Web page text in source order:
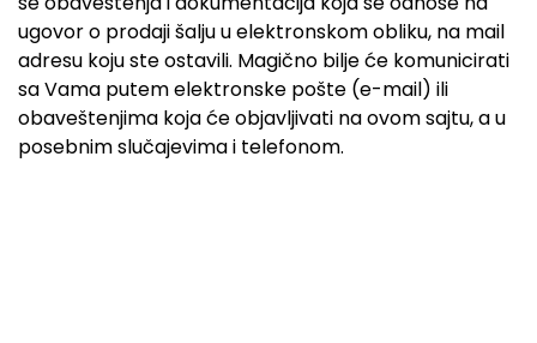
ugovor o prodaji šalju u elektronskom obliku, na mail
adresu koju ste ostavili. Magično bilje će komunicirati
sa Vama putem elektronske pošte (e-mail) ili
obaveštenjima koja će objavljivati na ovom sajtu, a u
posebnim slučajevima i telefonom.